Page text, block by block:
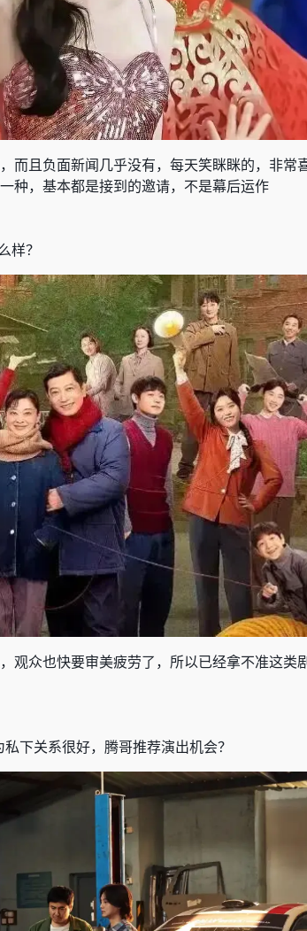
而且负面新闻几乎没有，每天笑眯眯的，非常
种，基本都是接到的邀请，不是幕后运作
样？
观众也快要审美疲劳了，所以已经拿不准这类
下关系很好，腾哥推荐演出机会？